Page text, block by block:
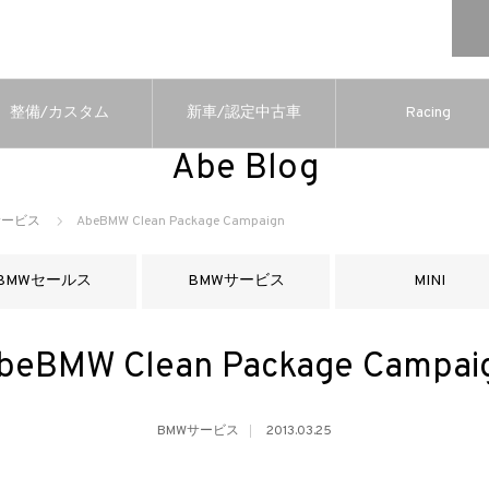
整備/カスタム 新車/認定中古車 Racing
Abe Blog
ビス AbeBMW Clean Package Campaign
セールス BMWサービス MINI
Clean Package
BMWサービス 2013.03.25